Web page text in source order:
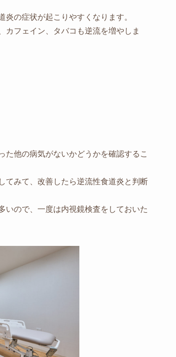
の症状が起こりやすくなります。
フェイン、タバコも逆流を増やしま
他の病気がないかどうかを確認するこ
みて、改善したら逆流性食道炎と判断
ので、一度は内視鏡検査をしておいた